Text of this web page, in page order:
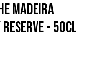
Madeira
- 50cl